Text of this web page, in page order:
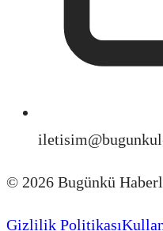
© 2026 Bugünkü
Gizlilik Politikası